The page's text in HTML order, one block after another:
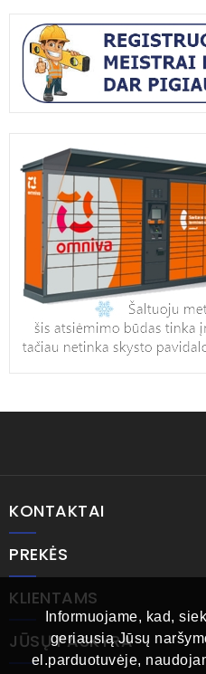
Informuojame, kad,
geriausią Jūsų
el.parduotuvėje,
KONTAKTAI
PREKĖS
KLIENTAMS
JŪSŲ PASKYRA